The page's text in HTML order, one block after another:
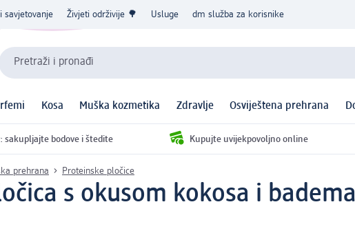
savjetovanje Živjeti održivije 🌳 Usluge dm služba za korisnike
Pretraži i pronađi
Kosa Muška kozmetika Zdravlje Osviještena prehrana
sakupljajte bodove i štedite Kupujte uvijekpovoljno online
prehrana Proteinske pločice
s okusom kokosa i